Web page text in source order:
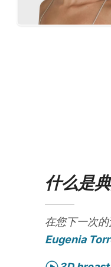
什么是
在您下一次
Eugenia